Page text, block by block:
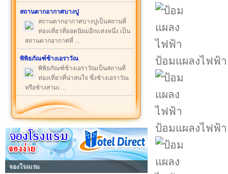
สถานตากอากาศบางปู
สถานตากอากาศบางปูเป็นสถานที่
ท่องเที่ยวที่ยอดนิยมอีกแห่งหนึ่ง เป็น
สถานตากอากาศที่ ...
พิพิธภัณฑ์ช้างเอราวัณ
พิพิธภัณฑ์ช้างเอราวัณเป็นสถานที่
ท่องเที่ยวที่น่าสนใจ ซึ่งช้างเอราวัณ
หรือช้างสามเ ...
จองโรงแรม
ป้อมแผลงไฟฟ้า
ป้อมแผลงไฟฟ้า